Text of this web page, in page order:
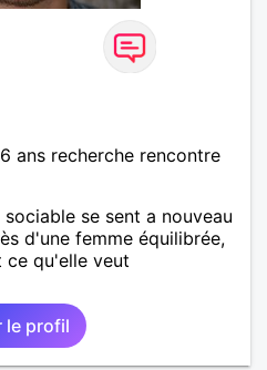
ans recherche rencontre
se sent a nouveau
d'une femme équilibrée,
ce qu'elle veut
le profil